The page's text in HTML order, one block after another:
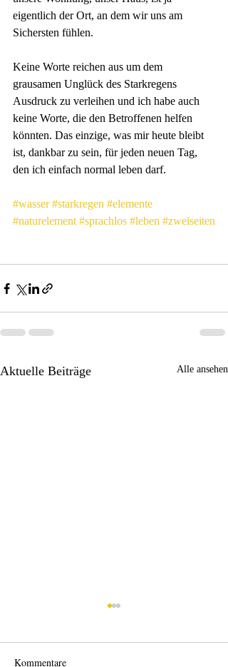
eigentlich der Ort, an dem wir uns am
Sichersten fühlen.
Keine Worte reichen aus um dem
grausamen Unglück des Starkregens
Ausdruck zu verleihen und ich habe auch
keine Worte, die den Betroffenen helfen
könnten. Das einzige, was mir heute bleibt
ist, dankbar zu sein, für jeden neuen Tag,
den ich einfach normal leben darf.
#wasser #starkregen #elemente
#naturelement #sprachlos #leben #zweiseiten
Aktuelle Beiträge Alle ansehen
Kommentare